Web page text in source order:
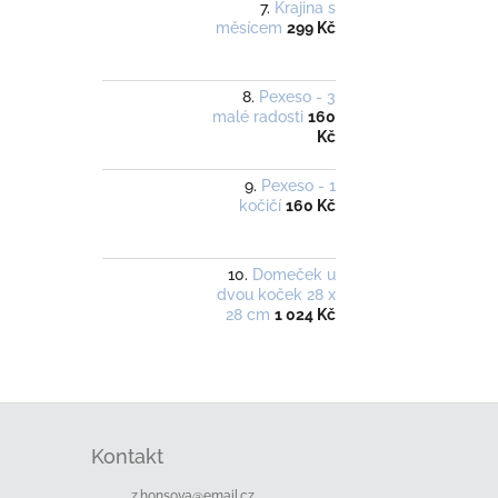
Krajina s
měsícem 299 Kč
Pexeso - 3
malé radosti 160
Kč
Pexeso - 1
kočičí 160 Kč
Domeček u
dvou koček 28 x
28 cm 1 024 Kč
Kontakt